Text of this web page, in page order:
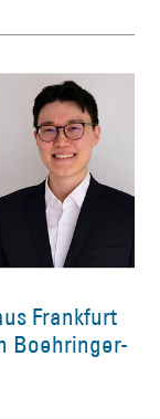
Frankfurt
Boehringer-